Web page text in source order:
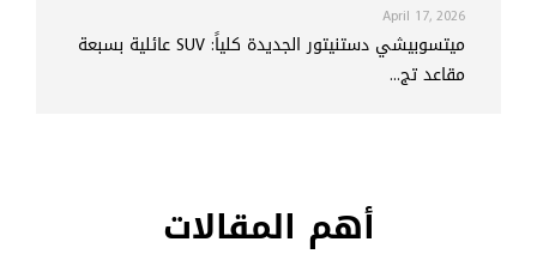
April 17, 2026
ميتسوبيشي دستنيتور الجديدة كلياً: SUV عائلية بسبعة
مقاعد تج...
أهم المقالات